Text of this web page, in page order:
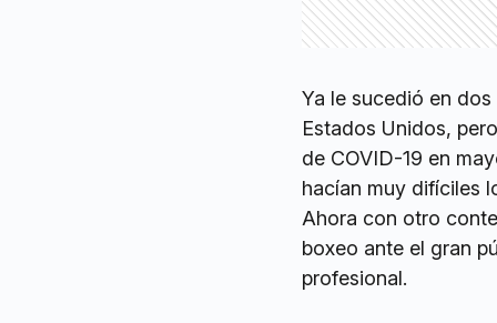
Ya le sucedió en
Estados Unidos,
de COVID-19 en
hacían muy difíciles
Ahora con otro
boxeo ante el gran
profesional.